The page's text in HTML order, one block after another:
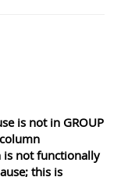
is not in GROUP
is not functionally
this is